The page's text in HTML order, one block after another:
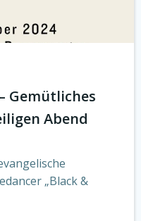
Gemütliches
Abend
„Black &